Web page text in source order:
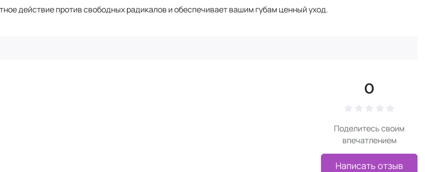
действие против свободных радикалов и обеспечивает вашим губам ценный уход.
0
Поделитесь своим
впечатлением
Написать отзыв